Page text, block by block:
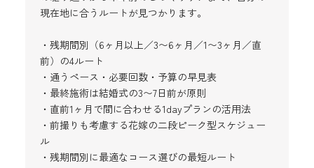
現在地に合うルートが見つかります。
・残期間別（6ヶ月以上／3〜6ヶ月／1〜3ヶ月／直
前）の4ルート
・通うペース・必要回数・予算の早見表
・最終施術は結婚式の3〜7日前が原則
・直前1ヶ月で間に合わせる1dayプランの活用法
・前撮りも考慮する花嫁の二段ピーク型スケジュー
ル
・残期間別に最適なコース選びの最短ルート